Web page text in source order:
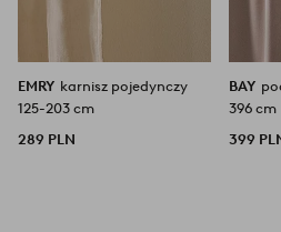
EMRY karnisz pojedynczy
125-203 cm
289 PLN
BAY
396 cm
399